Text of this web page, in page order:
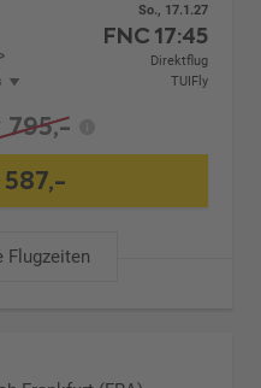
So., 17.1.27
FNC 17:45
Direktflug
TUIFly
795,-
587,-
Flugzeiten